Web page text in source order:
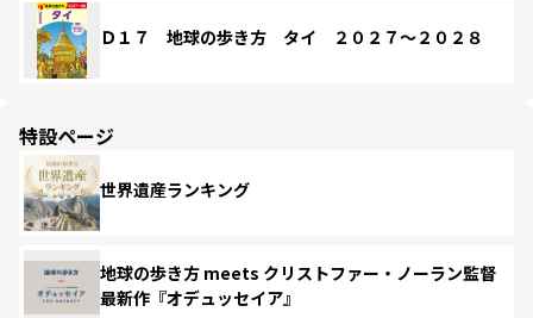
Ｄ１７ 地球の歩き方 タイ ２０２７～２０２８
特設ページ
世界遺産ランキング
地球の歩き方 meets クリストファー・ノーラン監督
最新作『オデュッセイア』